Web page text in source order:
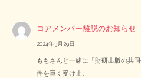
コアメンバー離脱のお知らせ
2024年3月29日
ももさんと一緒に「財研出版の共
件を重く受け止…